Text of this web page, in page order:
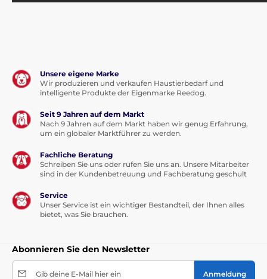
Unsere eigene Marke
Wir produzieren und verkaufen Haustierbedarf und
intelligente Produkte der Eigenmarke Reedog.
Seit 9 Jahren auf dem Markt
Nach 9 Jahren auf dem Markt haben wir genug Erfahrung,
um ein globaler Marktführer zu werden.
Fachliche Beratung
Schreiben Sie uns oder rufen Sie uns an. Unsere Mitarbeiter
sind in der Kundenbetreuung und Fachberatung geschult
Service
Unser Service ist ein wichtiger Bestandteil, der Ihnen alles
bietet, was Sie brauchen.
Abonnieren Sie den Newsletter
Gib deine E-Mail hier ein Anmeldung